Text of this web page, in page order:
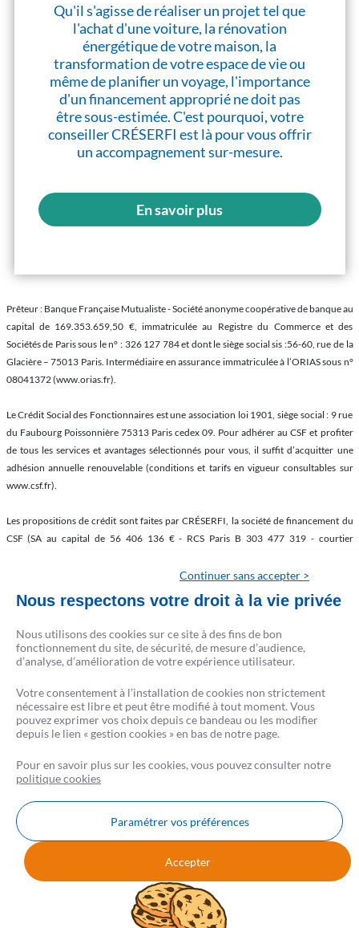
Qu'il s'agisse de réaliser un projet tel que
l'achat d'une voiture, la rénovation
énergétique de votre maison, la
transformation de votre espace de vie ou
même de planifier un voyage, l'importance
d'un financement approprié ne doit pas
être sous-estimée. C'est pourquoi, votre
conseiller CRÉSERFI est là pour vous offrir
un accompagnement sur-mesure.
En savoir plus
Prêteur : Banque Française Mutualiste - Société anonyme coopérative de banque au
capital de 169.353.659,50 €, immatriculée au Registre du Commerce et des
Sociétés de Paris sous le n° : 326 127 784 et dont le siège social sis :56-60, rue de la
Glacière – 75013 Paris. Intermédiaire en assurance immatriculée à l’ORIAS sous n°
08041372 (www.orias.fr).
Le Crédit Social des Fonctionnaires est une association loi 1901, siège social : 9 rue
du Faubourg Poissonnière 75313 Paris cedex 09. Pour adhérer au CSF et profiter
de tous les services et avantages sélectionnés pour vous, il suffit d’acquitter une
adhésion annuelle renouvelable (conditions et tarifs en vigueur consultables sur
www.csf.fr).
Les propositions de crédit sont faites par CRÉSERFI, la société de financement du
CSF (SA au capital de 56 406 136 € - RCS Paris B 303 477 319 - courtier
rue du Faubourg Poissonnière 75009 Paris) et ses partenaires prêteurs.
établissements de crédit. Il apporte son concours à la réalisation d’opérations de
La liste complète des partenaires est disponible sur csf.fr.
exigé d’un particulier avant l’obtention d’un ou plusieurs prêts d’argent.
L’emprunteur d’un crédit immobilier dispose d’un délai de réflexion de 10 jours. La
vente est subordonnée à l’obtention du prêt. S’il n’est pas obtenu, le vendeur doit
Nous contacter FAQ AVIS CSF
Mentions légales Données personnelles
Continuer sans accepter >
Nous respectons votre droit à la vie privée
Nous utilisons des cookies sur ce site à des fins de bon
fonctionnement du site, de sécurité, de mesure d’audience,
d’analyse, d’amélioration de votre expérience utilisateur.
Votre consentement à l’installation de cookies non strictement
nécessaire est libre et peut être modifié à tout moment. Vous
pouvez exprimer vos choix depuis ce bandeau ou les modifier
depuis le lien « gestion cookies » en bas de notre page.
Pour en savoir plus sur les cookies, vous pouvez consulter notre
politique cookies
Paramétrer vos préférences
Accepter